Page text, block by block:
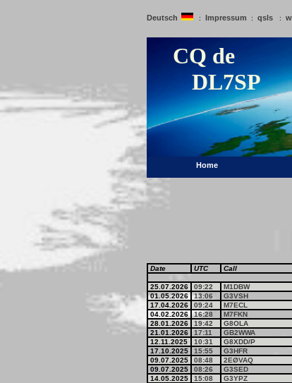
Deutsch : Impressum : qsls :
CQ de
DL7SP
Home
Date UTC Call
25.07.2026 09:22 M1DBW
01.05.2026
13:06 G3VSH
17.04.2026
09:24 M7ECL
04.02.2026
16:28 M7FKN
28.01.2026
19:42 G8OLA
21.01.2026
17:11 GB2WWA
12.11.2025
10:31 G8XDD/P
17.10.2025
15:55 G3HFR
09.07.2025
08:48 2EØVAQ
09.07.2025
08:26 G3SED
14.05.2025
15:08 G3YPZ